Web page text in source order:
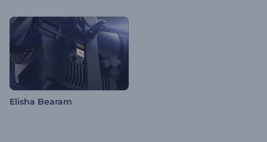
Elisha Bearam